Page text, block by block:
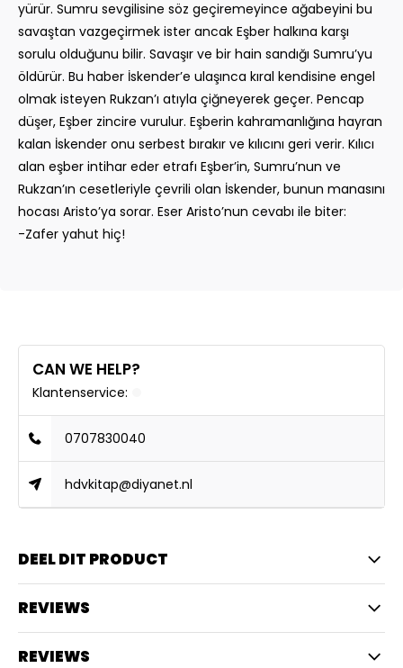
yürür. Sumru sevgilisine söz geçiremeyince ağabeyini bu
savaştan vazgeçirmek ister ancak Eşber halkına karşı
sorulu olduğunu bilir. Savaşır ve bir hain sandığı Sumru’yu
öldürür. Bu haber İskender’e ulaşınca kıral kendisine engel
olmak isteyen Rukzan’ı atıyla çiğneyerek geçer. Pencap
düşer, Eşber zincire vurulur. Eşberin kahramanlığına hayran
kalan İskender onu serbest bırakır ve kılıcını geri verir. Kılıcı
alan eşber intihar eder etrafı Eşber’in, Sumru’nun ve
Rukzan’ın cesetleriyle çevrili olan İskender, bunun manasını
hocası Aristo’ya sorar. Eser Aristo’nun cevabı ile biter:
-Zafer yahut hiç!
CAN WE HELP?
Klantenservice:
0707830040
hdvkitap@diyanet.nl
DEEL DIT PRODUCT
REVIEWS
REVIEWS